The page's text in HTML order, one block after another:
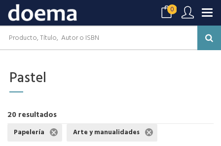
0
Pastel
20 resultados
Papelería Arte y manualidades